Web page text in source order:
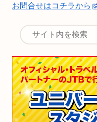
お問合せはコチラから